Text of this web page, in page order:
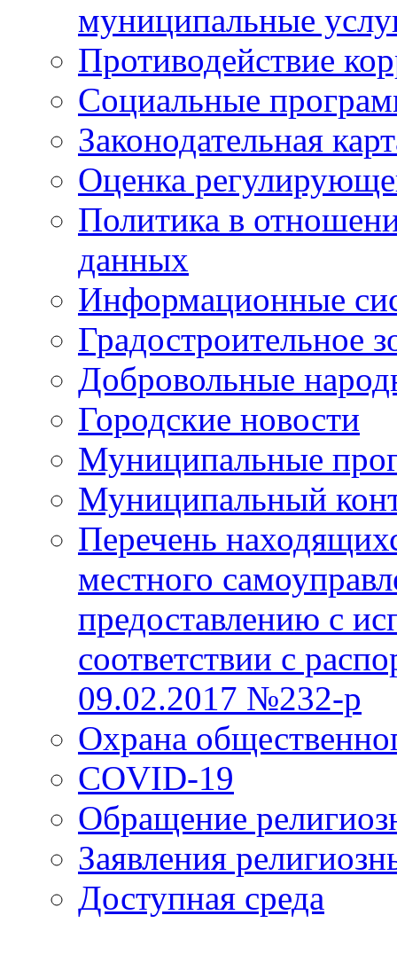
муниципальные
Противодействие
Социальные
Законодательная
Оценка
Политика в
данных
Информационные
Градостроительное
Добровольные
Городские новости
Муниципальные
Муниципальный
Перечень
местного
предоставлению с
соответствии с
09.02.2017 №232-р
Охрана
COVID-19
Обращение
Заявления
Доступная среда